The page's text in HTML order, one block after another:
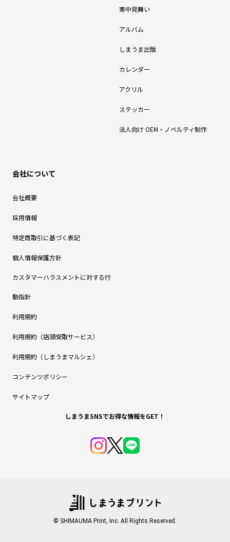
寒中見舞い
アルバム
しまうま出版
カレンダー
アクリル
ステッカー
法人向け OEM・ノベルティ制作
会社について
会社概要
採用情報
特定商取引に基づく表記
個人情報保護方針
カスタマーハラスメントに対する行
動指針
利用規約
利用規約（店頭受取サービス）
利用規約（しまうまマルシェ）
コンテンツポリシー
サイトマップ
しまうまSNSでお得な情報をGET！
© SHIMAUMA Print, Inc. All Rights Reserved.